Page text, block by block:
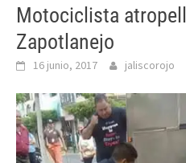
Motociclista
Zapotlanejo
16 junio, 2017 jaliscorojo